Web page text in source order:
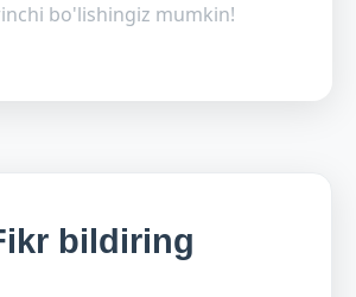
bo'lishingiz mumkin!
bildiring